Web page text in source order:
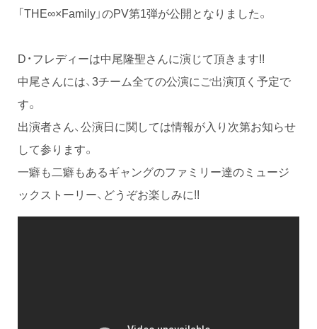
「THE∞×Family」のPV第1弾が公開となりました。
D・フレディーは中尾隆聖さんに演じて頂きます!!
中尾さんには、3チーム全ての公演にご出演頂く予定で
す。
出演者さん、公演日に関しては情報が入り次第お知らせ
して参ります。
一癖も二癖もあるギャングのファミリー達のミュージ
ックストーリー、どうぞお楽しみに!!